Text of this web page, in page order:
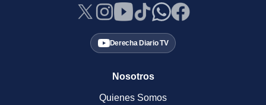
Derecha Diario TV
Nosotros
Quienes Somos